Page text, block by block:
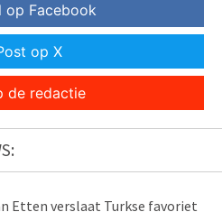
op Facebook
op X
de redactie
Etten verslaat Turkse favoriet